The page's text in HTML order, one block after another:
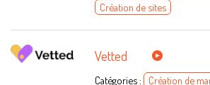
Création de sites
Vetted
Catégories : Création de